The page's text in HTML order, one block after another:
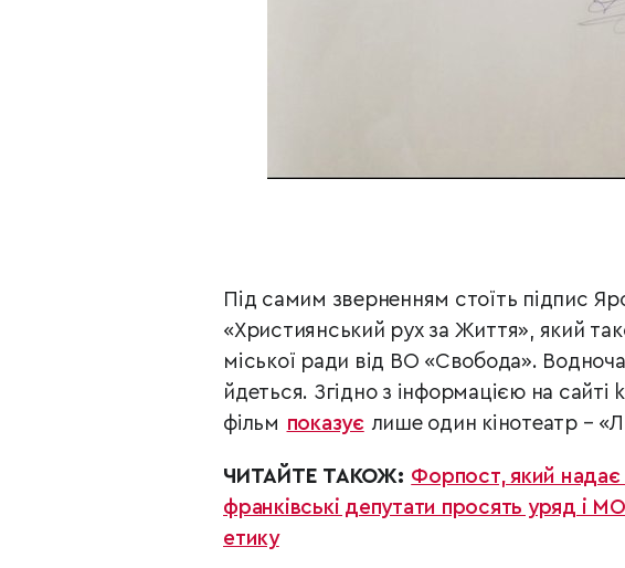
Під самим зверненням стоїть підпис
«Християнський рух за Життя», який
міської ради від ВО «Свобода».
йдеться. Згідно з інформацією на
фільм показує лише один кінотеатр –
ЧИТАЙТЕ ТАКОЖ: Форпост, який надає
франківські депутати просять уряд і
етику